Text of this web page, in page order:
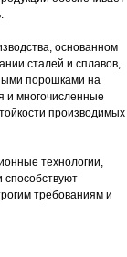
основанном
сталей и сплавов,
порошками на
и многочисленные
производимых
технологии,
способствуют
требованиям и